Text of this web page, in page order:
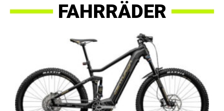
FAHRRÄDER